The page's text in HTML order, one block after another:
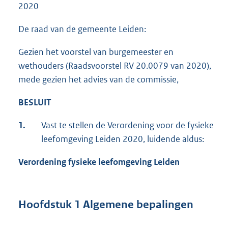
2020
De raad van de gemeente Leiden:
Gezien het voorstel van burgemeester en
wethouders (Raadsvoorstel RV 20.0079 van 2020),
mede gezien het advies van de commissie,
BESLUIT
1.
Vast te stellen de Verordening voor de fysieke
leefomgeving Leiden 2020, luidende aldus:
Verordening fysieke leefomgeving Leiden
Hoofdstuk 1 Algemene bepalingen